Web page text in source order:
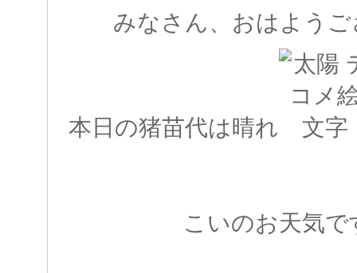
みなさん、おはよう
本日の猪苗代は晴れ
こいのお天気で